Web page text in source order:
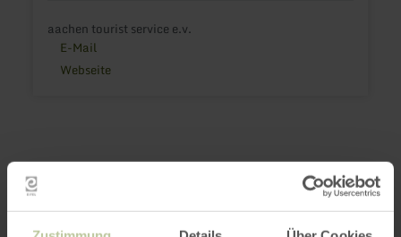
aachen tourist service e.v.
E-Mail
Webseite
Das könnte auch
noch interessant